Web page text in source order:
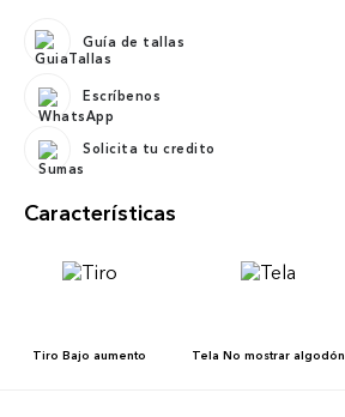
Guía de tallas
Escríbenos
Solicita tu credito
Características
Tiro Bajo aumento Tela No mostrar algodón